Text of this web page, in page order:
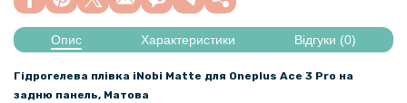
179 грн
Прозорий силіконовий чохол Slim Premium для OnePlus Ace 2 / 11R,
Transparent
Опис Характеристики Відгуки (0)
Гідрогелева плівка iNobi Matte для Oneplus Ace 3 Pro на
задню панель, Матова